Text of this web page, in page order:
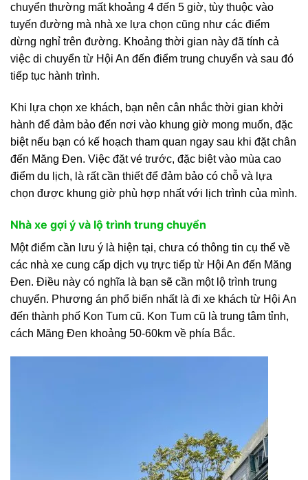
chuyển thường mất khoảng 4 đến 5 giờ, tùy thuộc vào
tuyến đường mà nhà xe lựa chọn cũng như các điểm
dừng nghỉ trên đường. Khoảng thời gian này đã tính cả
việc di chuyển từ Hội An đến điểm trung chuyển và sau đó
tiếp tục hành trình.
Khi lựa chọn xe khách, bạn nên cân nhắc thời gian khởi
hành để đảm bảo đến nơi vào khung giờ mong muốn, đặc
biệt nếu bạn có kế hoạch tham quan ngay sau khi đặt chân
đến Măng Đen. Việc đặt vé trước, đặc biệt vào mùa cao
điểm du lịch, là rất cần thiết để đảm bảo có chỗ và lựa
chọn được khung giờ phù hợp nhất với lịch trình của mình.
Nhà xe gợi ý và lộ trình trung chuyển
Một điểm cần lưu ý là hiện tại, chưa có thông tin cụ thể về
các nhà xe cung cấp dịch vụ trực tiếp từ Hội An đến Măng
Đen. Điều này có nghĩa là bạn sẽ cần một lộ trình trung
chuyển. Phương án phổ biến nhất là đi xe khách từ Hội An
đến thành phố Kon Tum cũ. Kon Tum cũ là trung tâm tỉnh,
cách Măng Đen khoảng 50-60km về phía Bắc.